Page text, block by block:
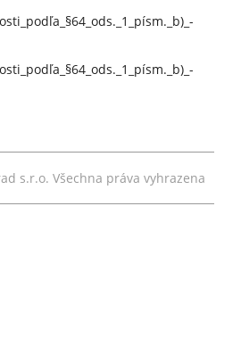
s.r.o. Všechna práva vyhrazena